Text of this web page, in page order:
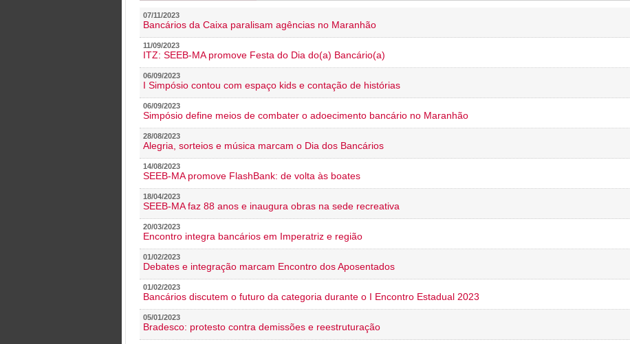
07/11/2023
Bancários da Caixa paralisam agências no Maranhão
11/09/2023
ITZ: SEEB-MA promove Festa do Dia do(a) Bancário(a)
06/09/2023
I Simpósio contou com espaço kids e contação de histórias
06/09/2023
Simpósio define meios de combater o adoecimento bancário no Maranhão
28/08/2023
Alegria, sorteios e música marcam o Dia dos Bancários
14/08/2023
SEEB-MA promove FlashBank: de volta às boates
18/04/2023
SEEB-MA faz 88 anos e inaugura obras na sede recreativa
20/03/2023
Encontro integra bancários em Imperatriz e região
01/02/2023
Debates e integração marcam Encontro dos Aposentados
01/02/2023
Bancários discutem o futuro da categoria durante o I Encontro Estadual 2023
05/01/2023
Bradesco: protesto contra demissões e reestruturação